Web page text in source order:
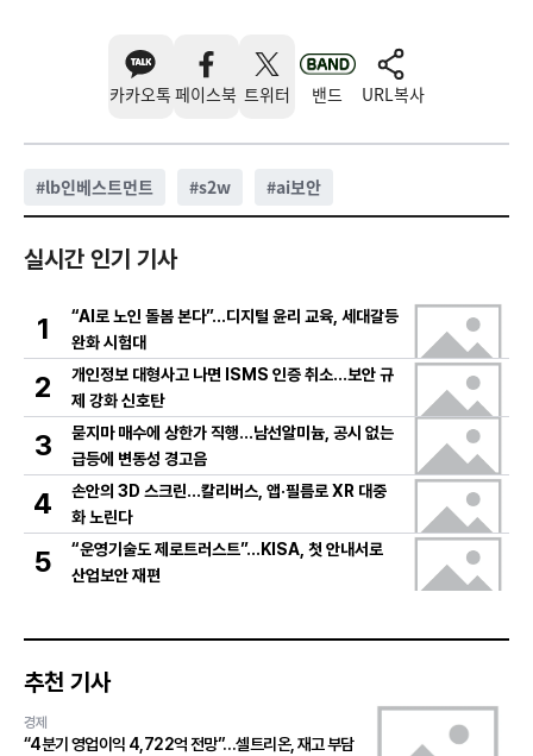
카카오톡 페이스북 트위터 밴드 URL복사
#lb인베스트먼트 #s2w #ai보안
실시간 인기 기사
1
“AI로 노인 돌봄 본다”…디지털 윤리 교육, 세대갈등
완화 시험대
2
개인정보 대형사고 나면 ISMS 인증 취소…보안 규
제 강화 신호탄
3
묻지마 매수에 상한가 직행…남선알미늄, 공시 없는
급등에 변동성 경고음
4
손안의 3D 스크린…칼리버스, 앱·필름로 XR 대중
화 노린다
5
“운영기술도 제로트러스트”…KISA, 첫 안내서로
산업보안 재편
추천 기사
경제
“4분기 영업이익 4,722억 전망”…셀트리온, 재고 부담